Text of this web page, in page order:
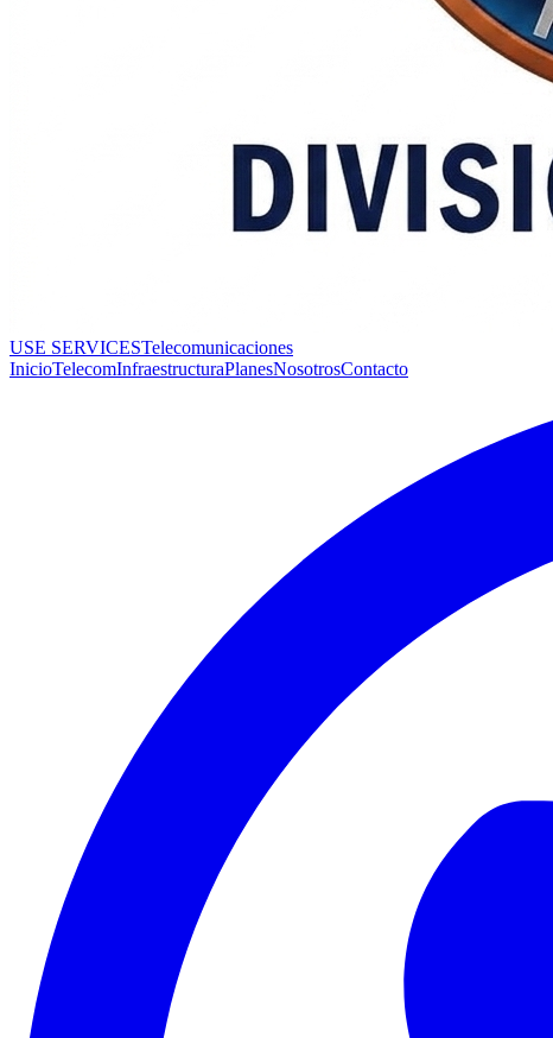
USE SERVICESTelecomunicaciones
InicioTelecomInfraestructuraPlanesNosotrosContacto